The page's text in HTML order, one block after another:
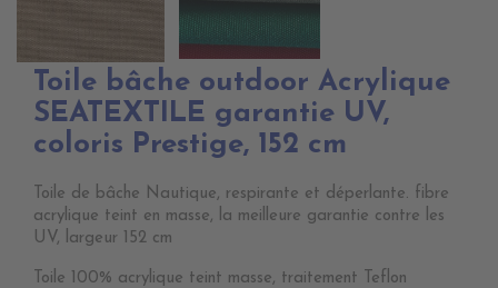
Toile bâche outdoor Acrylique
SEATEXTILE garantie UV,
coloris Prestige, 152 cm
Toile de bâche Nautique, respirante et déperlante. fibre
acrylique teint en masse, la meilleure garantie contre les
UV, largeur 152 cm
Toile 100% acrylique teint masse, traitement Teflon